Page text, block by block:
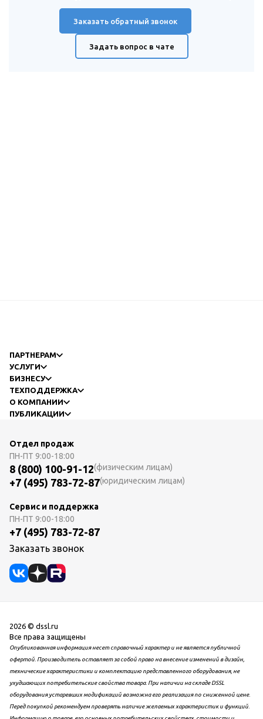
Заказать обратный звонок
Задать вопрос в чате
ПАРТНЕРАМ
УСЛУГИ
БИЗНЕСУ
ТЕХПОДДЕРЖКА
О КОМПАНИИ
ПУБЛИКАЦИИ
Отдел продаж
ПН-ПТ 9:00-18:00
8 (800) 100-91-12(физическим лицам)
+7 (495) 783-72-87(юридическим лицам)
Сервис и поддержка
ПН-ПТ 9:00-18:00
+7 (495) 783-72-87
Заказать звонок
2026 © dssl.ru
Все права защищены
Опубликованная информация несет справочный характер и не является публичной
офертой. Производитель оставляет за собой право на внесение изменений в дизайн,
технические характеристики и комплектацию представленного оборудования, не
ухудшающих потребительские свойства товара. При наличии на складе DSSL
оборудования устаревших модификаций возможна его реализация по сниженной цене.
Перед покупкой рекомендуем проверять наличие желаемых характеристик и функций.